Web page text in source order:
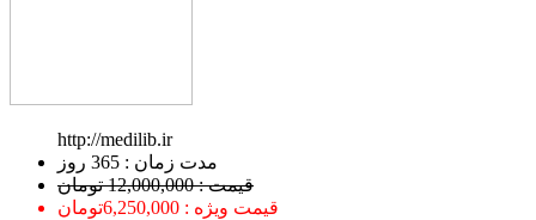
http://medilib.ir
ﻣﺪﺕ ﺯﻣﺎﻥ : 365 ﺭﻭﺯ
قیمت : 12,000,000 تومان
قیمت ویژه : 6,250,000تومان